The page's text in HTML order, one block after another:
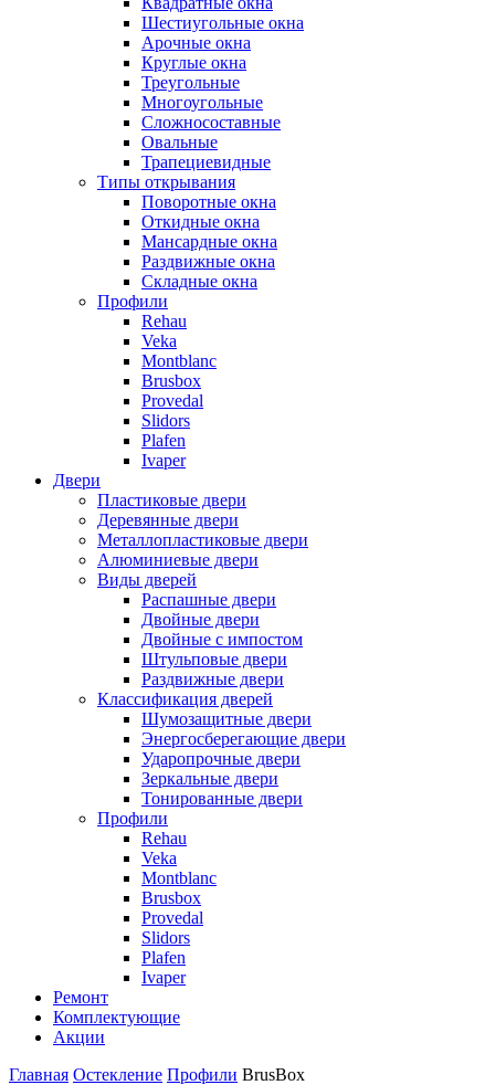
Шестиугольные окна
Арочные окна
Круглые окна
Треугольные
Многоугольные
Сложносоставные
Овальные
Трапециевидные
Типы открывания
Поворотные окна
Откидные окна
Мансардные окна
Раздвижные окна
Складные окна
Профили
Rehau
Veka
Montblanc
Brusbox
Provedal
Slidors
Plafen
Ivaper
Двери
Пластиковые двери
Деревянные двери
Металлопластиковые двери
Алюминиевые двери
Виды дверей
Распашные двери
Двойные двери
Двойные с импостом
Штульповые двери
Раздвижные двери
Классификация дверей
Шумозащитные двери
Энергосберегающие двери
Ударопрочные двери
Зеркальные двери
Тонированные двери
Профили
Rehau
Veka
Montblanc
Brusbox
Provedal
Slidors
Plafen
Ivaper
Ремонт
Комплектующие
Акции
Главная Остекление Профили BrusBox